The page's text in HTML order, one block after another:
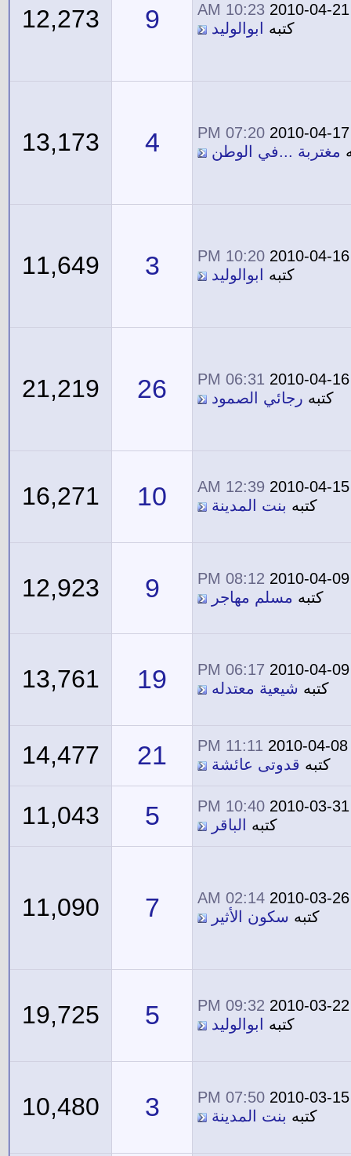
2010-04-21
10:23 AM
كتبه
ابوالوليد 9
12,273
2010-04-17
07:20 PM
مغتربة ...في الوطن 4
13,173
2010-04-16
10:20 PM
كتبه
ابوالوليد 3
11,649
2010-04-16
06:31 PM
كتبه رجائي الصمود 26
21,219
2010-04-15
12:39 AM
كتبه بنت المدينة 10
16,271
2010-04-09
08:12 PM
كتبه مسلم مهاجر 9
12,923
2010-04-09
06:17 PM
كتبه شيعية معتدله 19
13,761
2010-04-08
11:11 PM
كتبه قدوتى عائشة 21
14,477
2010-03-31
10:40 PM
كتبه
الباقر 5
11,043
2010-03-26
02:14 AM
كتبه سكون الأثير 7
11,090
2010-03-22
09:32 PM
كتبه
ابوالوليد 5
19,725
2010-03-15
07:50 PM
كتبه بنت المدينة 3
10,480